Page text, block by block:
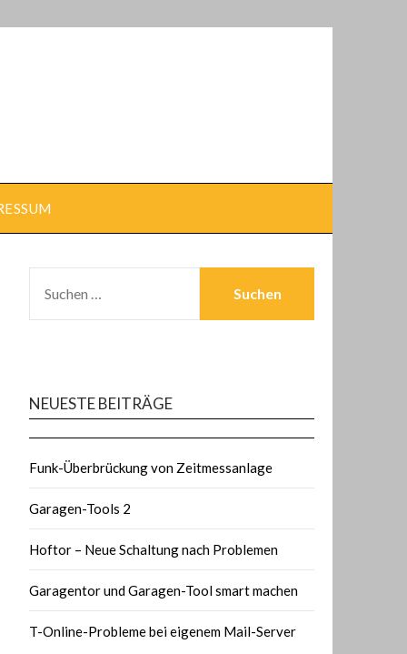
NACH:
NEUESTE BEITRÄGE
Funk-Überbrückung von Zeitmessanlage
Garagen-Tools 2
Hoftor – Neue Schaltung nach Problemen
Garagentor und Garagen-Tool smart machen
T-Online-Probleme bei eigenem Mail-Server